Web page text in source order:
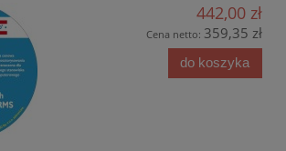
442,00 zł
Cena netto: 359,35 zł
do koszyka